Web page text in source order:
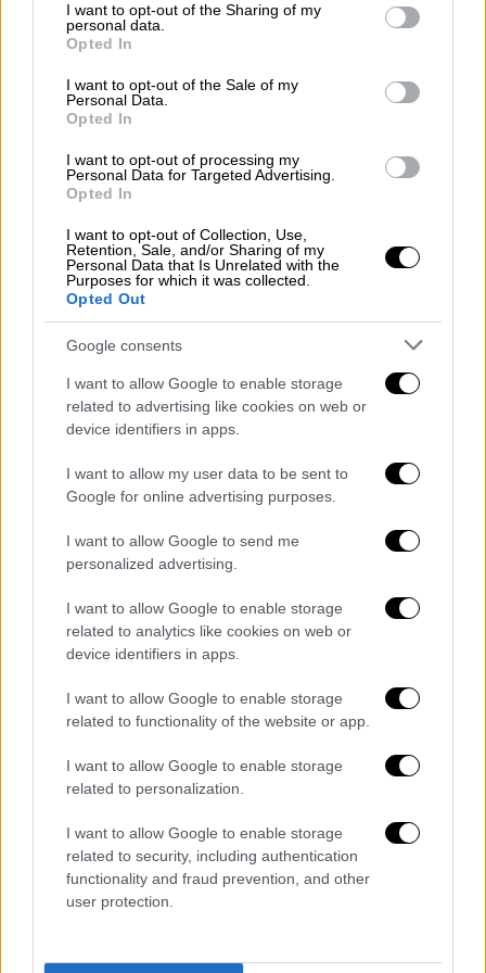
not limited to your visit or usage behaviour. You may click to
grant or deny consent to Google and its third-party tags to
use your data for below specified purposes in below Google
consent section.
I want to opt-out of the Sharing of my
personal data.
Opted In
I want to opt-out of the Sale of my
Personal Data.
Opted In
I want to opt-out of processing my
Personal Data for Targeted Advertising.
Opted In
I want to opt-out of Collection, Use,
Retention, Sale, and/or Sharing of my
Personal Data that Is Unrelated with the
Purposes for which it was collected.
Opted Out
Google consents
I want to allow Google to enable storage
related to advertising like cookies on web or
device identifiers in apps.
I want to allow my user data to be sent to
Google for online advertising purposes.
I want to allow Google to send me
personalized advertising.
I want to allow Google to enable storage
related to analytics like cookies on web or
device identifiers in apps.
I want to allow Google to enable storage
related to functionality of the website or app.
I want to allow Google to enable storage
related to personalization.
I want to allow Google to enable storage
related to security, including authentication
functionality and fraud prevention, and other
user protection.
λάβει καμία αναφορά ή πληροφορία σχετικά
με το θέμα, οι
ανέφεραν ισραηλινά μέσα ενημέρωσης, αν
και μια εξήγηση για το τι είναι τα φώτα δεν
είναι προς το παρόν διαθέσιμη και βρίσκεται
υπό διερεύνηση.
Τα φώτα αυτά εντοπίστηκαν και αλλού στην
περιοχή της ανατολικής Μεσογείου,
συγκεκριμένα γύρω από τον
Λίβανο, την
, σύμφωνα με την
Jerusalem Post.
Δορυφόροι της SpaceX Starlink;
Αρκετές πηγές ανέφεραν ότι τα φώτα αυτά
δορυφόροι, που κατασκευάστηκαν από τη
SpaceXτουElon Musk
παρέχουν Internet υψηλής ταχύτητας και
έχουν γνωρίσει αυξανόμενη δημοτικότητα
σε όλο τον κόσμο.
לפי הערכה, מדובר במעבר לוויינים
הארץ | תיעוד@rubih67
(צילום: דורון אטלן)
pic.twitter.com/ndV3GHHuck
— כאן חדשות (@kann_news)July 23,
2022